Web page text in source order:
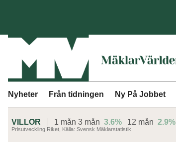
Nyheter Från tidningen Ny På Jobbet
VILLOR 1 mån 3 mån 3.6% 12 mån 2.9%
Prisutveckling Riket, Källa: Svensk Mäklarstatistik